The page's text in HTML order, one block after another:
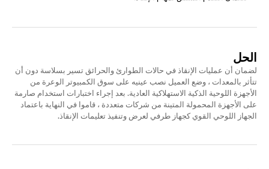
الحل
لضمان أن عمليات الإنقاذ في حالات الطوارئ والحرائق تسير بسلاسة دون أن
تتأثر بالمعدات ، وضع العميل نصب عينيه على سوق الكمبيوتر الوعرة من
الأجهزة اللوحية الذكية الاستهلاكية العادية. بعد إجراء اختبارات استخدام صارمة
على الأجهزة المحمولة المتينة من شركات متعددة ، قاموا في النهاية باعتماد
الجهاز اللوحي القوي كجهاز طرفي لعرض وتنفيذ تعليمات الإنقاذ.